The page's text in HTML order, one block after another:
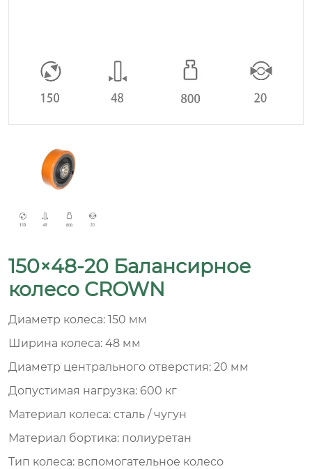
150×48-20 Балансирное
колесо CROWN
Диаметр колеса: 150 мм
Ширина колеса: 48 мм
Диаметр центрального отверстия: 20 мм
Допустимая нагрузка: 600 кг
Материал колеса: сталь / чугун
Материал бортика: полиуретан
Тип колеса: вспомогательное колесо